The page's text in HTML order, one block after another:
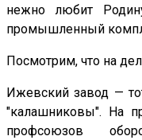
нежно любит
промышленный
Посмотрим, что на
Ижевский завод —
"калашниковы". На
профсоюзов